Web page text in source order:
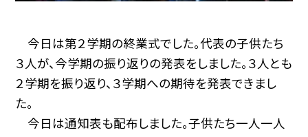
今日は第２学期の終業式でした。代表の子供たち
３人が、今学期の振り返りの発表をしました。３人とも
２学期を振り返り、３学期への期待を発表できまし
た。
今日は通知表も配布しました。子供たち一人一人